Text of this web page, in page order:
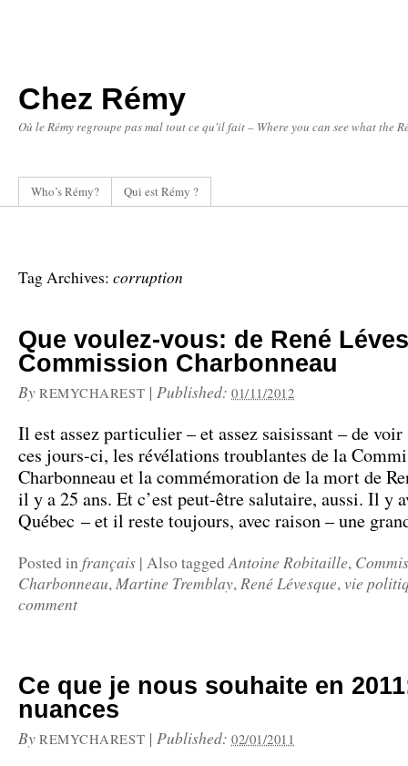
Chez Rémy
Où le Rémy regroupe pas mal tout ce qu'il fait – Where you can see what the
Who’s Rémy? Qui est Rémy ?
Tag Archives: corruption
Que voulez-vous: de René
Commission Charbonneau
By REMYCHAREST |Published:01/11/2012
Il est assez particulier – et assez saisissant – de voir
ces jours-ci, les révélations troublantes de la
Charbonneau et la commémoration de la mort de
il y a 25 ans. Et c’est peut-être salutaire, aussi. Il y
Québec – et il reste toujours, avec raison – une
Posted infrançais | Also taggedAntoine Robitaille,
Charbonneau,Martine Tremblay,René Lévesque,vie
comment
Ce que je nous souhaite en
nuances
By REMYCHAREST |Published:02/01/2011